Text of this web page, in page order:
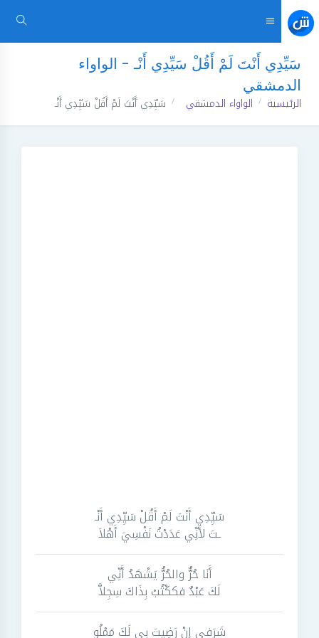
سَيِّدِي أَنْتَ لَمْ أَقُلْ سَيِّدِي أَنْـ - الواواء
الدمشقي
الرئيسية الواواء الدمشقي سَيِّدِي أَنْتَ لَمْ أَقُلْ سَيِّدِي أَنْـ
سَيِّدِي أَنْتَ لَمْ أَقُلْ سَيِّدِي أَنْـ
ـتَ لأَنِّي عَدَدْتُ نَفْسِيَ أَهْلاَ
أَنَا حُرٌّ والحُرُّ يَشْهَدُ أَنِّي
لَكَ عَبْدٌ فکكْتُبْ بِذَاكَ سِجِلاَّ
شَرَفي إنْ رَضِيتَ بي لَكَ مَمْلُو